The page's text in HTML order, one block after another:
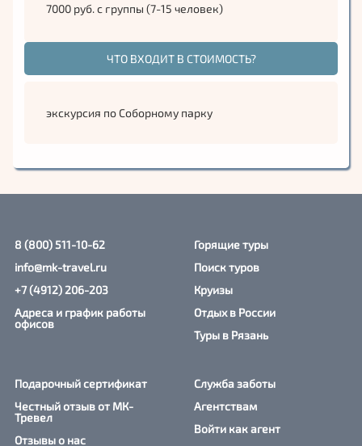
располагалась чуть к северу от Рязанского Кремля. Он
Молодцова. 15 годами от роду стал сиротой, семья
погибла в черкасский приход. 4 года слонялся Степан
Дружине Бешенцеву, которому было поручено добрать
Отличный интерактивный вариант знакомства с городом
7000 руб. с группы (7-15 человек)
ЧТО ВХОДИТ В СТОИМОСТЬ?
экскурсия по Соборному парку
8 (800) 511-10-62
info@mk-travel.ru
+7 (4912) 206-203
Адреса и график работы
офисов
Горящие туры
Поиск туров
Круизы
Отдых в России
Туры в Рязань
Подарочный сертификат
Честный отзыв от МК-
Тревел
Отзывы о нас
Служба заботы
Агентствам
Войти как агент